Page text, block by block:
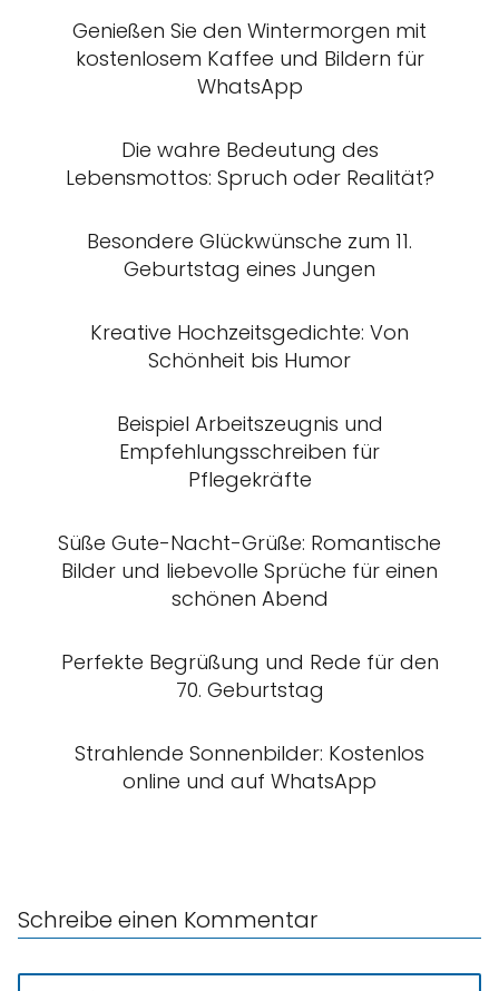
Genießen Sie den Wintermorgen mit
kostenlosem Kaffee und Bildern für
WhatsApp
Die wahre Bedeutung des
Lebensmottos: Spruch oder Realität?
Besondere Glückwünsche zum 11.
Geburtstag eines Jungen
Kreative Hochzeitsgedichte: Von
Schönheit bis Humor
Beispiel Arbeitszeugnis und
Empfehlungsschreiben für
Pflegekräfte
Süße Gute-Nacht-Grüße: Romantische
Bilder und liebevolle Sprüche für einen
schönen Abend
Perfekte Begrüßung und Rede für den
70. Geburtstag
Strahlende Sonnenbilder: Kostenlos
online und auf WhatsApp
Schreibe einen Kommentar